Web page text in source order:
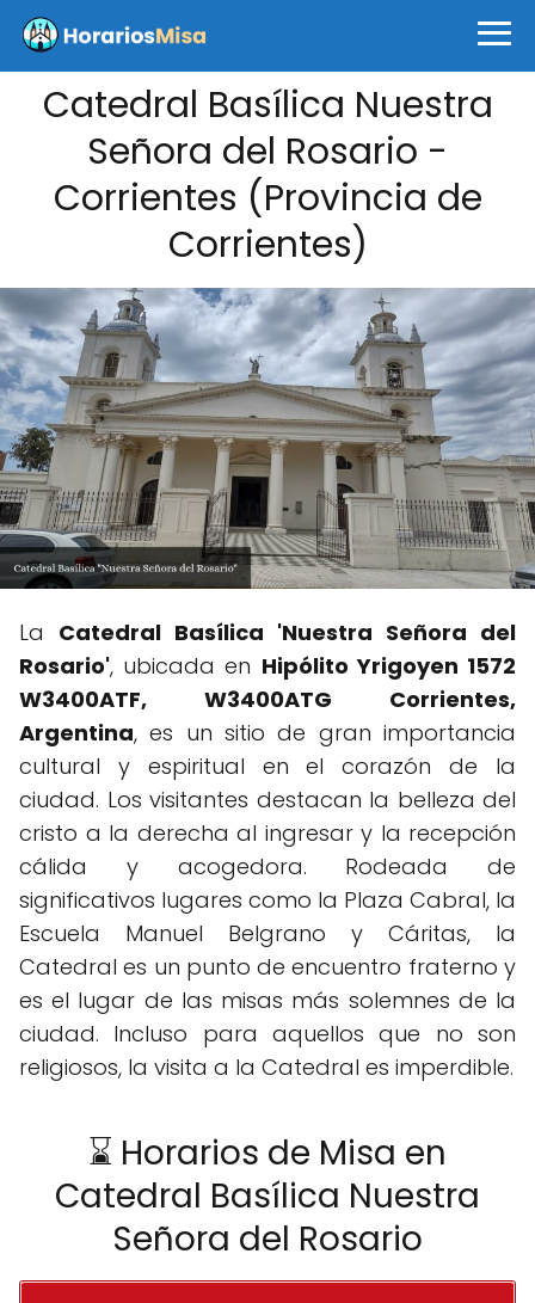
Catedral Basílica Nuestra
Señora del Rosario -
Corrientes (Provincia de
Corrientes)
La Catedral Basílica 'Nuestra Señora del
Rosario', ubicada en Hipólito Yrigoyen 1572
W3400ATF, W3400ATG Corrientes,
Argentina, es un sitio de gran importancia
cultural y espiritual en el corazón de la
ciudad. Los visitantes destacan la belleza del
cristo a la derecha al ingresar y la recepción
cálida y acogedora. Rodeada de
significativos lugares como la Plaza Cabral, la
Escuela Manuel Belgrano y Cáritas, la
Catedral es un punto de encuentro fraterno y
es el lugar de las misas más solemnes de la
ciudad. Incluso para aquellos que no son
religiosos, la visita a la Catedral es imperdible.
⌛ Horarios de Misa en
Catedral Basílica Nuestra
Señora del Rosario